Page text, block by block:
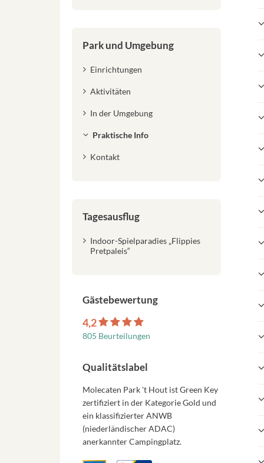
Park und Umgebung
Einrichtungen
Aktivitäten
In der Umgebung
Praktische Info
Kontakt
Tagesausflug
Indoor-Spielparadies „Flippies
Pretpaleis“
Gästebewertung
4,2
805 Beurteilungen
Qualitätslabel
Molecaten Park 't Hout ist Green Key
zertifiziert in der Kategorie Gold und
ein klassifizierter ANWB
(niederländischer ADAC)
anerkannter Campingplatz.